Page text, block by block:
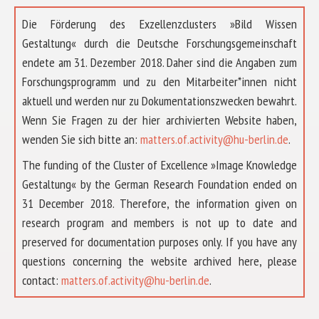
Die Förderung des Exzellenzclusters »Bild Wissen
Gestaltung« durch die Deutsche Forschungsgemeinschaft
endete am 31. Dezember 2018. Daher sind die Angaben zum
Forschungsprogramm und zu den Mitarbeiter*innen nicht
aktuell und werden nur zu Dokumentationszwecken bewahrt.
Wenn Sie Fragen zu der hier archivierten Website haben,
wenden Sie sich bitte an: matters.of.activity@hu-berlin.de.
The funding of the Cluster of Excellence »Image Knowledge
Gestaltung« by the German Research Foundation ended on
31 December 2018. Therefore, the information given on
research program and members is not up to date and
preserved for documentation purposes only. If you have any
questions concerning the website archived here, please
contact: matters.of.activity@hu-berlin.de.
ÜBER UNS